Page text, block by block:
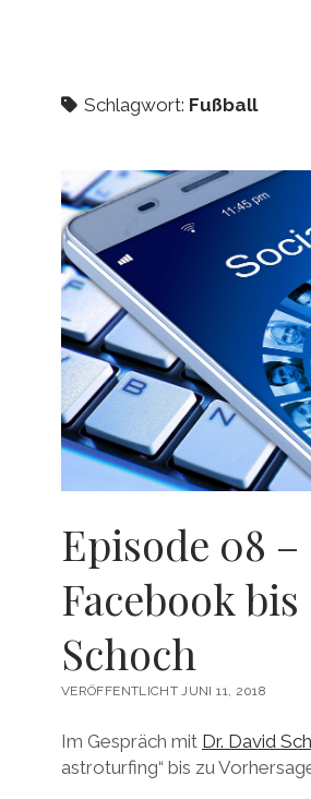
Schlagwort: Fußball
Episode 08
Facebook
Schoch
VERÖFFENTLICHT JUNI 11, 2018
Im Gespräch mit Dr. David
astroturfing“ bis zu